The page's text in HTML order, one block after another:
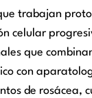
trabajan
celular
que
con
de rosácea,